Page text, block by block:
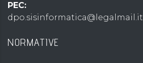
PEC:
dpo.sisinformatica@legalmail.it
NORMATIVE